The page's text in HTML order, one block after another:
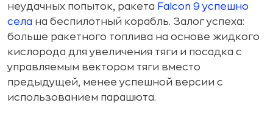
неудачных попыток, ракета Falcon 9 успешно
села на беспилотный корабль. Залог успеха:
больше ракетного топлива на основе жидкого
кислорода для увеличения тяги и посадка с
управляемым вектором тяги вместо
предыдущей, менее успешной версии с
использованием парашюта.